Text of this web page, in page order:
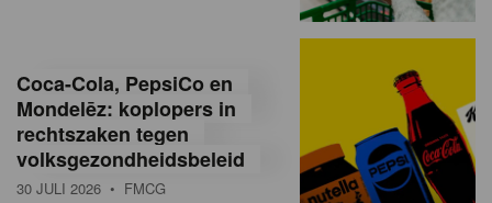
e
a
Coca-Cola, PepsiCo en
Mondelēz: koplopers in
rechtszaken tegen
volksgezondheidsbeleid
30 JULI 2026 • FMCG